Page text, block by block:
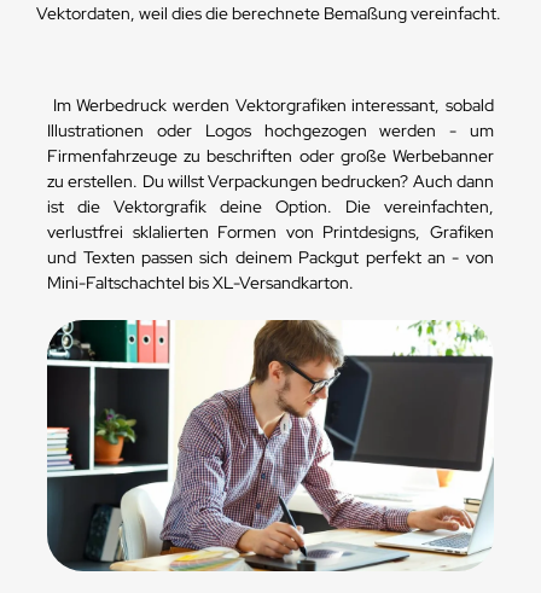
Vektordaten, weil dies die berechnete Bemaßung vereinfacht.
Im Werbedruck werden Vektorgrafiken interessant, sobald
Illustrationen oder Logos hochgezogen werden - um
Firmenfahrzeuge zu beschriften oder große Werbebanner
zu erstellen. Du willst Verpackungen bedrucken? Auch dann
ist die Vektorgrafik deine Option. Die vereinfachten,
verlustfrei sklalierten Formen von Printdesigns, Grafiken
und Texten passen sich deinem Packgut perfekt an - von
Mini-Faltschachtel bis XL-Versandkarton.